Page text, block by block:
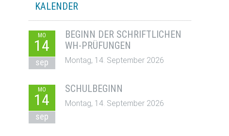
KALENDER
MO
14
sep
BEGINN DER SCHRIFTLICHEN
WH-PRÜFUNGEN
Montag, 14. September 2026
MO
14
sep
SCHULBEGINN
Montag, 14. September 2026